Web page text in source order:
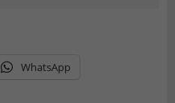
WhatsApp